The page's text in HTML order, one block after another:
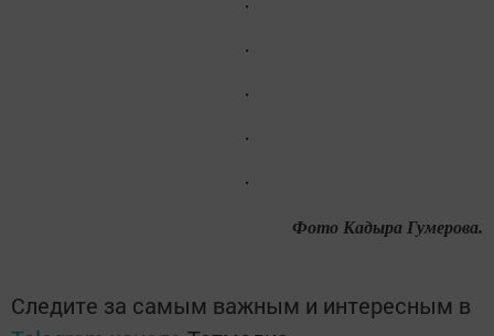
Фото Кадыра Гумерова.
Следите за самым важным и интересным в